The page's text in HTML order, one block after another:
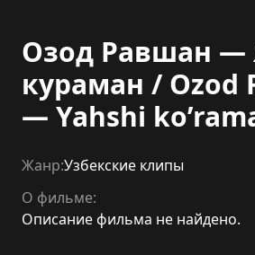
Озод Равшан
кураман / Ozod
— Yahshi
Жанр:Узбекские клипы
О фильме:
Описание фильма не найдено.